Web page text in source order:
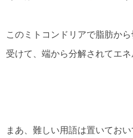
このミトコンドリアで脂肪か
受けて、端から分解されてエネ
まあ、難しい用語は置いてお